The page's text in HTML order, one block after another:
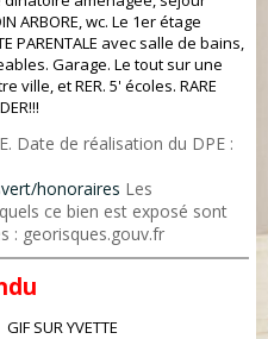
ARBORE, wc. Le 1er étage
PARENTALE avec salle de bains,
Garage. Le tout sur une
ville, et RER. 5' écoles. RARE
Date de réalisation du DPE :
honoraires Les
ce bien est exposé sont
: georisques.gouv.fr
GIF SUR YVETTE